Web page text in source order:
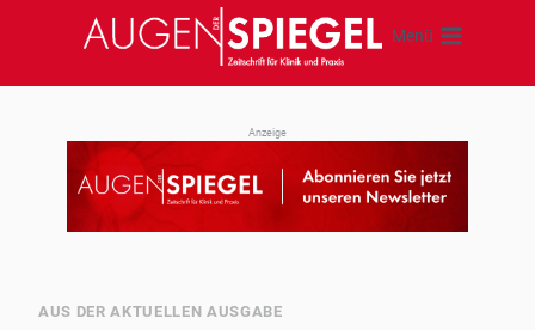
springen
Menü
Anzeige
AUS DER AKTUELLEN AUSGABE